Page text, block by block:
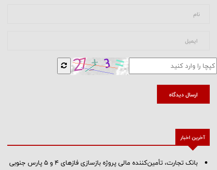
ارسال دیدگاه
آخرین اخبار
بانک تجارت، تأمین‌کننده مالی پروژه بازسازی فازهای ۴ و ۵ پارس جنوبی